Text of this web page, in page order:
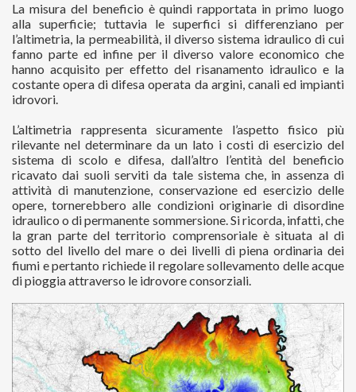
La misura del beneficio è quindi rapportata in primo luogo
alla superficie; tuttavia le superfici si differenziano per
l’altimetria, la permeabilità, il diverso sistema idraulico di cui
fanno parte ed infine per il diverso valore economico che
hanno acquisito per effetto del risanamento idraulico e la
costante opera di difesa operata da argini, canali ed impianti
idrovori.
L’altimetria rappresenta sicuramente l’aspetto fisico più
rilevante nel determinare da un lato i costi di esercizio del
sistema di scolo e difesa, dall’altro l’entità del beneficio
ricavato dai suoli serviti da tale sistema che, in assenza di
attività di manutenzione, conservazione ed esercizio delle
opere, tornerebbero alle condizioni originarie di disordine
idraulico o di permanente sommersione. Si ricorda, infatti, che
la gran parte del territorio comprensoriale è situata al di
sotto del livello del mare o dei livelli di piena ordinaria dei
fiumi e pertanto richiede il regolare sollevamento delle acque
di pioggia attraverso le idrovore consorziali.